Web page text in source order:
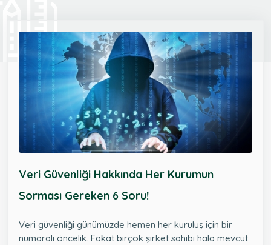
Veri Güvenliği Hakkında Her Kurumun
Sorması Gereken 6 Soru!
Veri güvenliği günümüzde hemen her kuruluş için bir
numaralı öncelik. Fakat birçok şirket sahibi hala mevcut